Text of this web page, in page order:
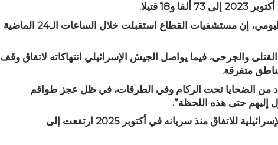
قتيلا.
وقالت الوزارة في بيانها الإحصائي اليومي، إن مستشفيات القطاع استقبلت خلال الساعات الـ24 الماضية
والجرحى، فيما يواصل الجيش الإسرائيلي انتهاكاته لاتفاق وقف
متفرقة.
من الضحايا تحت الركام وفي الطرقات، في ظل عجز طواقم
إليهم حتى هذه اللحظة”.
وبيّنت أن حصيلة ضحايا الخروقات الإسرائيلية للاتفاق منذ سريانه في أكتوبر 2025 ارتفعت إلى